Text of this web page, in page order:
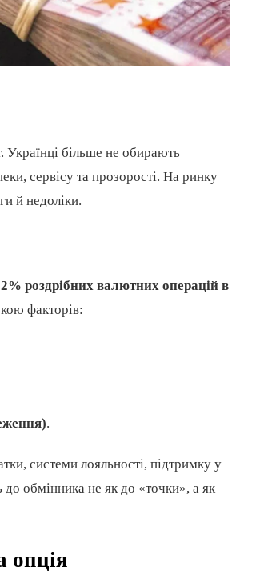
Українці більше не обирають
сервісу та прозорості. На ринку
й недоліки.
роздрібних валютних операцій в
факторів:
.
системи лояльності, підтримку у
до обмінника не як до «точки», а як
опція